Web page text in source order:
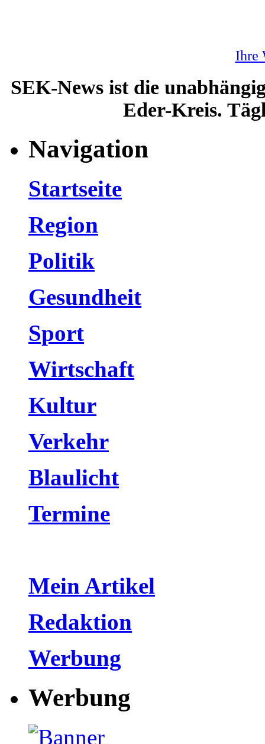
Ihre
SEK-News ist die
Eder-Kreis.
Navigation
Startseite
Region
Politik
Gesundheit
Sport
Wirtschaft
Kultur
Verkehr
Blaulicht
Termine
Mein Artikel
Redaktion
Werbung
Werbung